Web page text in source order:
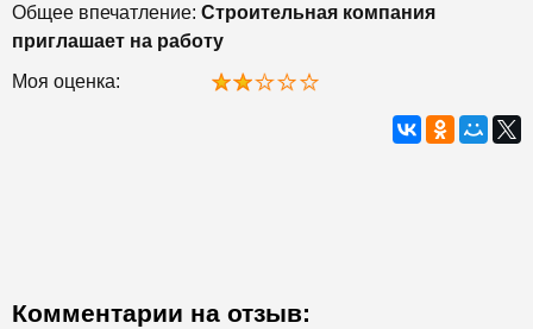
Общее впечатление: Строительная компания
приглашает на работу
Моя оценка:
Комментарии на отзыв: